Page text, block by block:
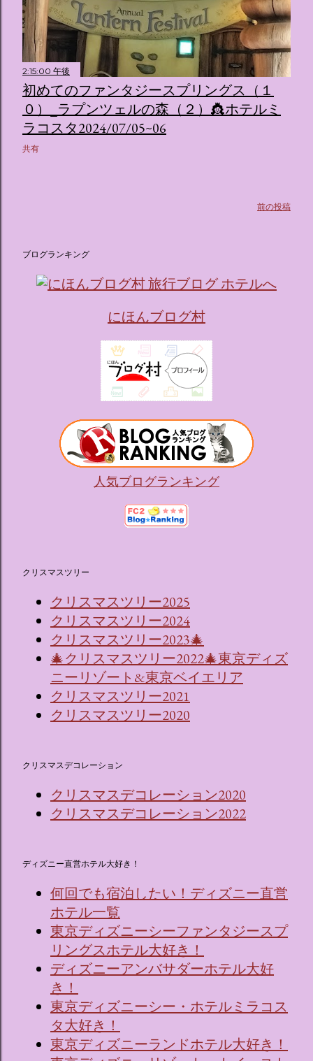
イティブプロダクション「d'strict」が手掛けており、五感を
刺激する美しいデジタルアートとストーリー性の高い全11の
テーマブースで構成されています。 チェックインからスター
ト ：ピンクを基調とした華やかなエントランスロビーでルー
ムキーを受け取り、まるでホテルに滞在するかのような没入
感を味わいながら進んでいきます。ロビーではお花をまとっ
たポムポムプリンが出迎えてくれます。 幻想的な共有スペー
ス ：きらめく光に満ちたガーデンや、美しいボールルーム
（舞踏会）、さらには本物の砂を使ったピンク色の美しいビ
ーチ（ポチャッコの隣に座れるエリア）など、写真映え間違
人気キャラクターたちがそれぞれの“好き”や理想を詰め込ん
2:15:00 午後
初めてのファンタジースプリングス（１
０）_ラプンツェルの森（２）👸ホテルミ
ラコスタ2024/07/05~06
共有
前の投稿
ブログランキング
にほんブログ村
人気ブログランキング
クリスマスツリー
クリスマスツリー2025
クリスマスツリー2024
クリスマスツリー2023🎄
🎄クリスマスツリー2022🎄東京ディズ
ニーリゾート&東京ベイエリア
クリスマスツリー2021
クリスマスツリー2020
クリスマスデコレーション
クリスマスデコレーション2020
クリスマスデコレーション2022
ディズニー直営ホテル大好き！
何回でも宿泊したい！ディズニー直営
ホテル一覧
東京ディズニーシーファンタジースプ
リングスホテル大好き！
ディズニーアンバサダーホテル大好
き！
東京ディズニーシー・ホテルミラコス
タ大好き！
東京ディズニーランドホテル大好き！